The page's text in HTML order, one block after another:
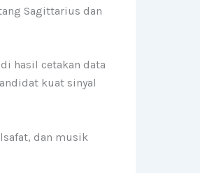
Sagittarius dan
hasil cetakan data
kuat sinyal
dan musik